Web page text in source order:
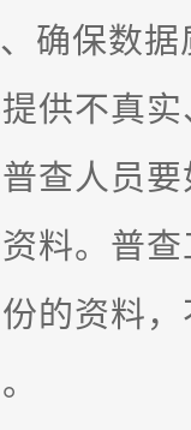
确保数
供不真
查人员
料。普
的资料